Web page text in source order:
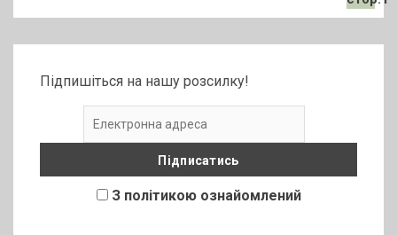
Підпишіться на нашу розсилку!
З політикою ознайомлений